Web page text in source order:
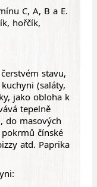
C, A, B a E.
hořčík,
stavu,
(saláty,
jako obloha k
tepelně
do masových
čínské
atd. Paprika